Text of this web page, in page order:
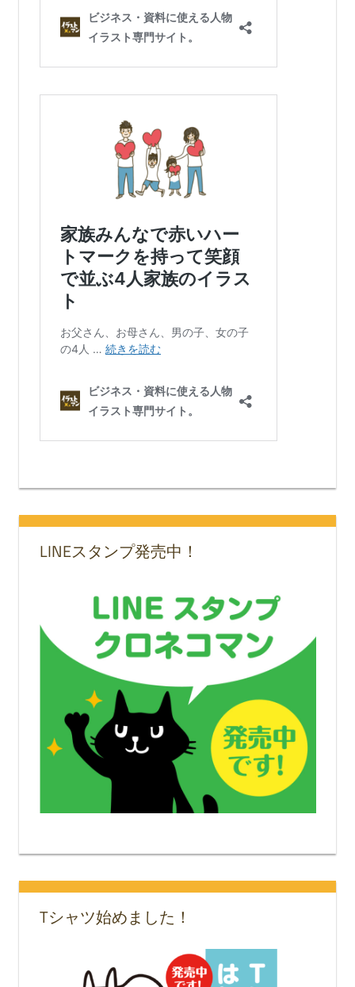
LINEスタンプ発売中！
Tシャツ始めました！